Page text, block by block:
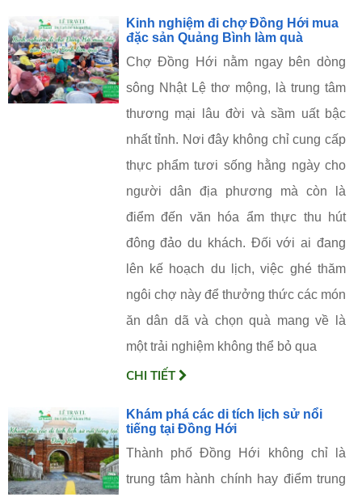
Kinh nghiệm đi chợ Đồng Hới mua
đặc sản Quảng Bình làm quà
Chợ Đồng Hới nằm ngay bên dòng
sông Nhật Lệ thơ mộng, là trung tâm
thương mại lâu đời và sầm uất bậc
nhất tỉnh. Nơi đây không chỉ cung cấp
thực phẩm tươi sống hằng ngày cho
người dân địa phương mà còn là
điểm đến văn hóa ẩm thực thu hút
đông đảo du khách. Đối với ai đang
lên kế hoạch du lịch, việc ghé thăm
ngôi chợ này để thưởng thức các món
ăn dân dã và chọn quà mang về là
một trải nghiệm không thể bỏ qua
CHI TIẾT
Khám phá các di tích lịch sử nổi
tiếng tại Đồng Hới
Thành phố Đồng Hới không chỉ là
trung tâm hành chính hay điểm trung